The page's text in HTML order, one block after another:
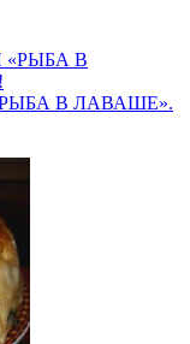
В ЛАВАШЕ».